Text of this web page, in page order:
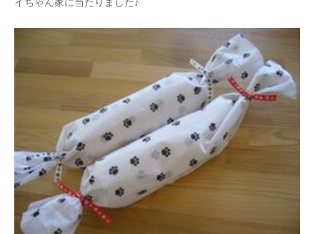
イちゃん家に当たりました♪